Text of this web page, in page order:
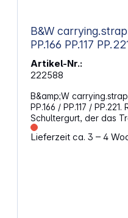
B&W carrying.strap
PP.166 PP.117
Artikel-Nr.:
222588
B&amp;W
PP.166 / PP.117 /
Schultergurt, der das
Lieferzeit ca. 3 – 4